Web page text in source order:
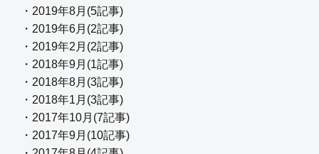
・2019年8月(5記事)
・2019年6月(2記事)
・2019年2月(2記事)
・2018年9月(1記事)
・2018年8月(3記事)
・2018年1月(3記事)
・2017年10月(7記事)
・2017年9月(10記事)